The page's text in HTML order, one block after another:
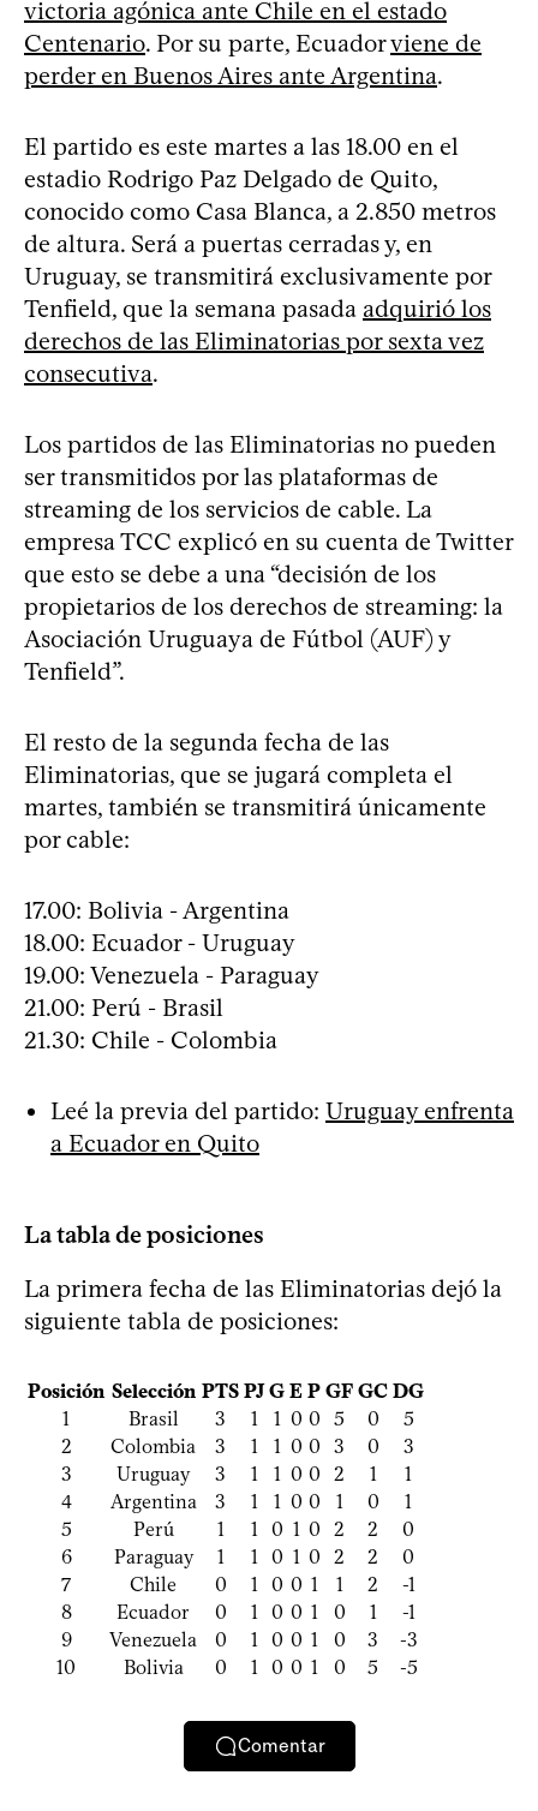
victoria agónica ante Chile en el estado
Centenario. Por su parte, Ecuadorviene de
perder en Buenos Aires ante Argentina.
El partido es este martes a las 18.00 en el
estadio Rodrigo Paz Delgado de Quito,
conocido como Casa Blanca, a 2.850 metros
de altura. Será a puertas cerradas y, en
Uruguay, se transmitirá exclusivamente por
Tenfield, que la semana pasada adquirió los
derechos de las Eliminatorias por sexta vez
consecutiva.
Los partidos de las Eliminatorias no pueden
ser transmitidos por las plataformas de
streaming de los servicios de cable. La
empresa TCC explicó en su cuenta de Twitter
que esto se debe a una “decisión de los
propietarios de los derechos de streaming: la
Asociación Uruguaya de Fútbol (AUF) y
Tenfield”.
El resto de la segunda fecha de las
Eliminatorias, que se jugará completa el
martes, también se transmitirá únicamente
por cable:
17.00: Bolivia - Argentina
18.00: Ecuador - Uruguay
19.00: Venezuela - Paraguay
21.00: Perú - Brasil
21.30: Chile - Colombia
Leé la previa del partido: Uruguay enfrenta
a Ecuador en Quito
La tabla de posiciones
La primera fecha de las Eliminatorias dejó la
siguiente tabla de posiciones:
Posición Selección PTS PJ G E P GF GC DG
1
Brasil 3 1 1 0 0 5 0
5
2
Colombia 3 1 1 0 0 3 0
3
3
Uruguay 3 1 1 0 0 2 1
1
4
Argentina 3 1 1 0 0 1 0
1
5
Perú 1 1 0 1 0 2 2
0
6
Paraguay 1 1 0 1 0 2 2
0
7
Chile 0 1 0 0 1 1 2
-1
8
Ecuador 0 1 0 0 1 0 1
-1
9
Venezuela 0 1 0 0 1 0 3
-3
10
Bolivia 0 1 0 0 1 0 5 -5
Comentar